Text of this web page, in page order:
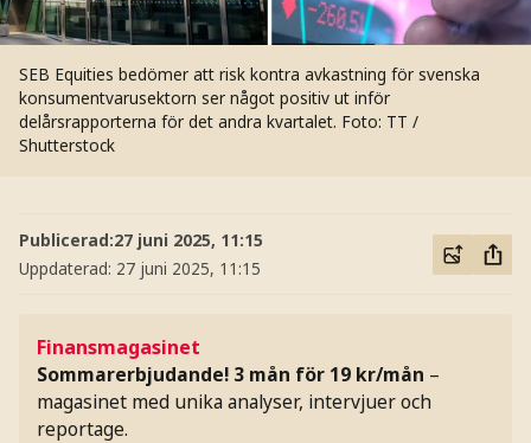
SEB Equities bedömer att risk kontra avkastning för svenska
konsumentvarusektorn ser något positiv ut inför
delårsrapporterna för det andra kvartalet. Foto: TT /
Shutterstock
Publicerad:27 juni 2025, 11:15
Uppdaterad: 27 juni 2025, 11:15
Finansmagasinet
Sommarerbjudande! 3 mån för 19 kr/mån –
magasinet med unika analyser, intervjuer och
reportage.